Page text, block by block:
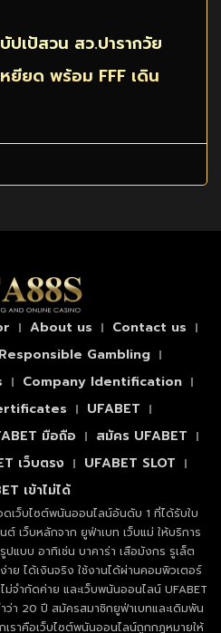
ปเป้สวน สว.ปารากวัย
ยียด พร้อม FFF เดิน
About us
Contact us
Responsible Gambling
Company Identification
UFABET
มือถือ
สมัคร UFABET
เว็บตรง
UFABET SLOT
เข้าไม่ได้
เว็บไซต์พนันออนไลน์อันดับ 1 ที่ได้รับใบ
ต์ เว็บหลักจาก ยูฟ่าเบท เว็บแม่ ให้บริการ
แบบ อาทิเช่น บาคาร่า เสือมังกร รูเล็ต
ย ได้เงินจริง ใช้งานได้ผ่านคอมพิวเตอร์
จำกัดค่าย และเว็บพนันออนไลน์ UFABET
ว่า 20 ปี สมัครสมาชิกยูฟ่าเบทและเดิมพัน
ราคือเว็บไซต์พนันออนไลน์ถูกกฎหมายให้